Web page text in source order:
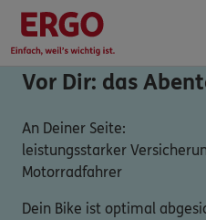
Vor Dir: das
An Deiner Seite:
leistungsstarker
Motorradfahrer
Dein Bike ist optimal